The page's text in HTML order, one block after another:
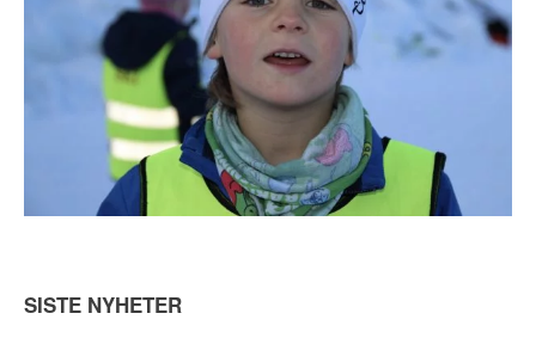
SISTE NYHETER